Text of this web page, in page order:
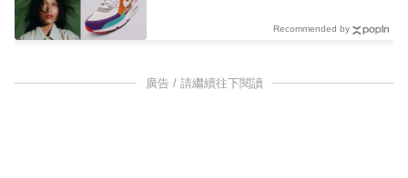
Recommended by
廣告 / 請繼續往下閱讀